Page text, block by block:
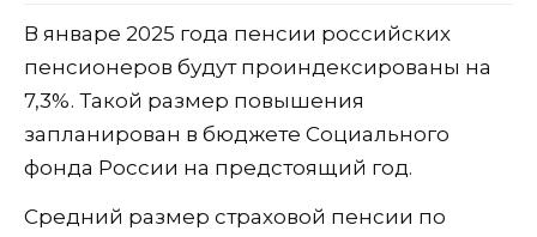
В январе 2025 года пенсии российских
пенсионеров будут проиндексированы на
7,3%. Такой размер повышения
запланирован в бюджете Социального
фонда России на предстоящий год.
Средний размер страховой пенсии по